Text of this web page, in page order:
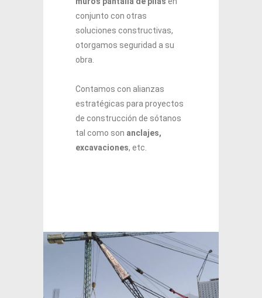
conjunto con otras
soluciones constructivas,
otorgamos seguridad a su
obra.
Contamos con alianzas
estratégicas para proyectos
de construcción de sótanos
tal como son anclajes,
excavaciones, etc.